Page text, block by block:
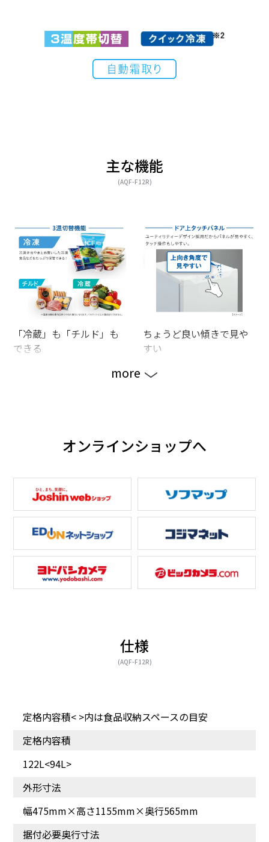
主な機能
(AQF-F12R)
「冷蔵」も「チルド」も
できる
ちょうど良い傾きで見や
すい
整理しやすい、出し入れ
しやすい
耐熱トップテーブルで電
子レンジなど置ける
ちょうどいいサイズで大
more
オンラインショップへ
仕様
(AQF-F12R)
定格内容積< >内は食品収納スペースの目安
定格内容積
122L<94L>
外形寸法
幅475mm×高さ1155mm×奥行565mm
据付必要奥行寸法